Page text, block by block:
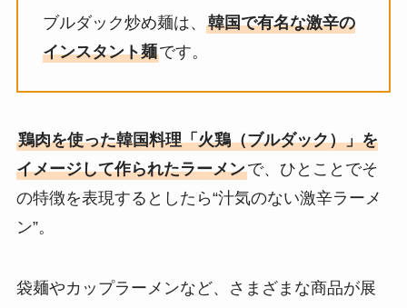
ブルダック炒め麺は、 韓国で有名な激辛の
インスタント麺です。
鶏肉を使った韓国料理「火鶏（ブルダック）」を
イメージして作られたラーメンで、ひとことでそ
の特徴を表現するとしたら“汁気のない激辛ラーメ
ン”。
袋麺やカップラーメンなど、さまざまな商品が展